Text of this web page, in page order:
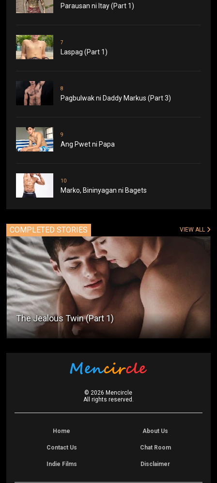
Parausan ni Itay (Part 1)
7
Laspag (Part 1)
8
Pagbulwak ni Daddy Markus (Part 3)
9
Ang Pwet ni Papa
10
Marko, Bininyagan ni Bagets
COMPLETED STORIES VIEW ALL
The Jealous Twin (Part 1)
©2026 Mencircle
All rights reserved.
Home About Us
Contact Us Chat Room
Indie Films Disclaimer